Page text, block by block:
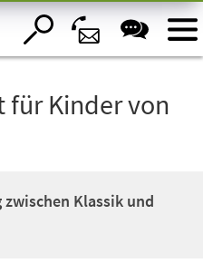
für Kinder von
Klassik und